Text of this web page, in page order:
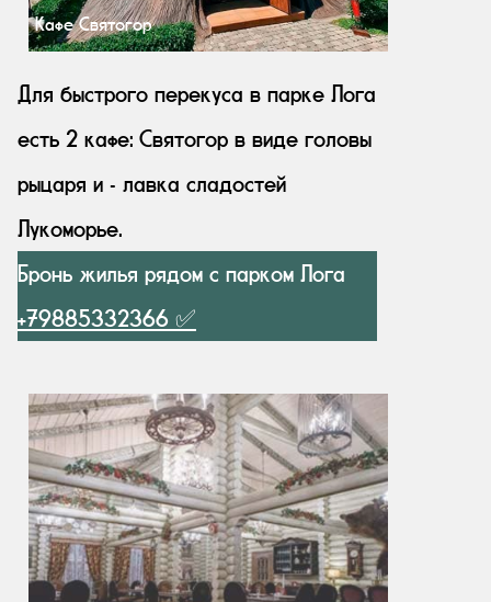
Кафе Святогор
Для быстрого перекуса в парке Лога
есть 2 кафе: Святогор в виде головы
рыцаря и - лавка сладостей
Лукоморье.
Бронь жилья рядом с парком Лога
+79885332366 ✅